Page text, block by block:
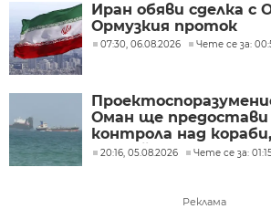
Иран обяви сделка с
Ормузкия проток
07:30, 06.08.2026 Чете се за:
Оман ще предостави
контрола над
Персийския залив?
20:16, 05.08.2026 Чете се за:
Реклама